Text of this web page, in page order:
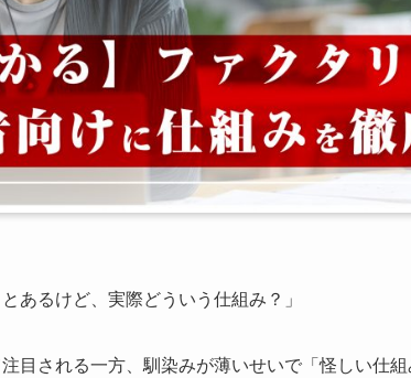
あるけど、実際どういう仕組み？」
目される一方、馴染みが薄いせいで「怪しい仕